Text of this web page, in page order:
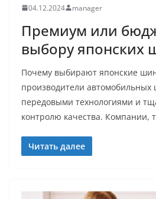
04.12.2024 manager
Премиум или
выбору японских
Почему выбирают японские
производители автомобильных
передовыми технологиями и
контролю качества. Компании,
Читать далее